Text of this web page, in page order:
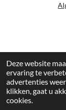
Deze website
ervaring te
advertenties weer
klikken, gaat u
cookies.